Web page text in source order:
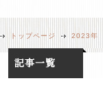
トップページ 2023年